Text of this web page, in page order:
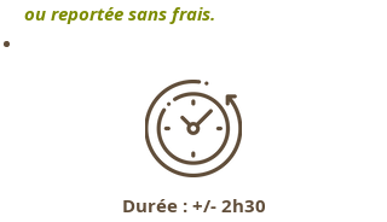
ou reportée sans frais.
Durée :+/- 2h30